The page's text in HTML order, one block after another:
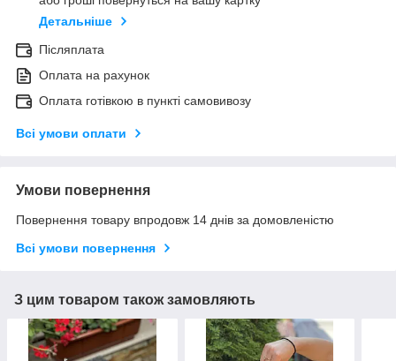
Детальніше
Післяплата
Оплата на рахунок
Оплата готівкою в пункті самовивозу
Всі умови оплати
Умови повернення
Повернення товару впродовж 14 днів за домовленістю
Всі умови повернення
З цим товаром також замовляють